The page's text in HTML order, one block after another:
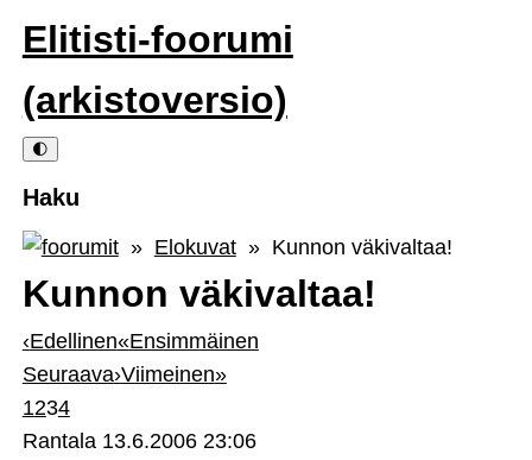
Elitisti-foorumi
(arkistoversio)
🌓
Haku
» Elokuvat» Kunnon väkivaltaa!
Kunnon väkivaltaa!
‹Edellinen«Ensimmäinen
Seuraava›Viimeinen»
1234
Rantala 13.6.2006 23:06